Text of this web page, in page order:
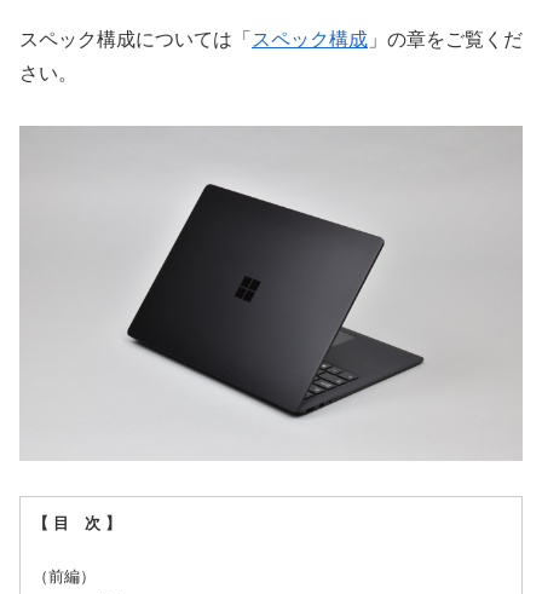
スペック構成については「 スペック構成 」の章をご覧くだ
さい。
【 目 次 】
（前編）